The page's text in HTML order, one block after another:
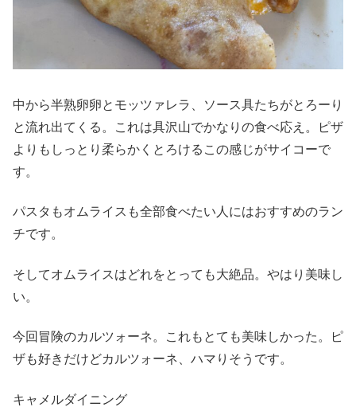
中から半熟卵卵とモッツァレラ、ソース具たちがとろーり
と流れ出てくる。これは具沢山でかなりの食べ応え。ピザ
よりもしっとり柔らかくとろけるこの感じがサイコーで
す。
パスタもオムライスも全部食べたい人にはおすすめのラン
チです。
そしてオムライスはどれをとっても大絶品。やはり美味し
い。
今回冒険のカルツォーネ。これもとても美味しかった。ピ
ザも好きだけどカルツォーネ、ハマりそうです。
キャメルダイニング